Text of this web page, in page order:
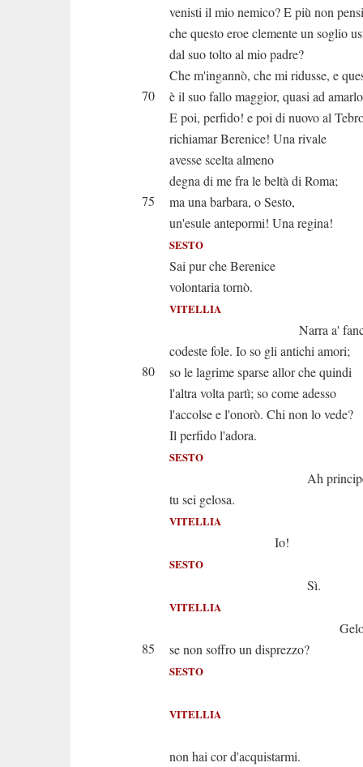
venisti il mio nemico? E più non pensi
che questo eroe clemente un soglio
dal suo tolto al mio padre?
Che m'ingannò, che mi ridusse, e
70
è il suo fallo maggior, quasi ad
E poi, perfido! e poi di nuovo al
richiamar Berenice! Una rivale
avesse scelta almeno
degna di me fra le beltà di Roma;
75
ma una barbara, o Sesto,
un'esule antepormi! Una regina!
SESTO
Sai pur che Berenice
volontaria tornò.
VITELLIA
Narra a'
codeste fole. Io so gli antichi amori;
80
so le lagrime sparse allor che quindi
l'altra volta partì; so come adesso
l'accolse e l'onorò. Chi non lo vede?
Il perfido l'adora.
SESTO
Ah
tu sei gelosa.
VITELLIA
Io!
SESTO
Sì.
VITELLIA
Gelosa io
85
se non soffro un disprezzo?
SESTO
E
VITELLIA
E
non hai cor d'acquistarmi.